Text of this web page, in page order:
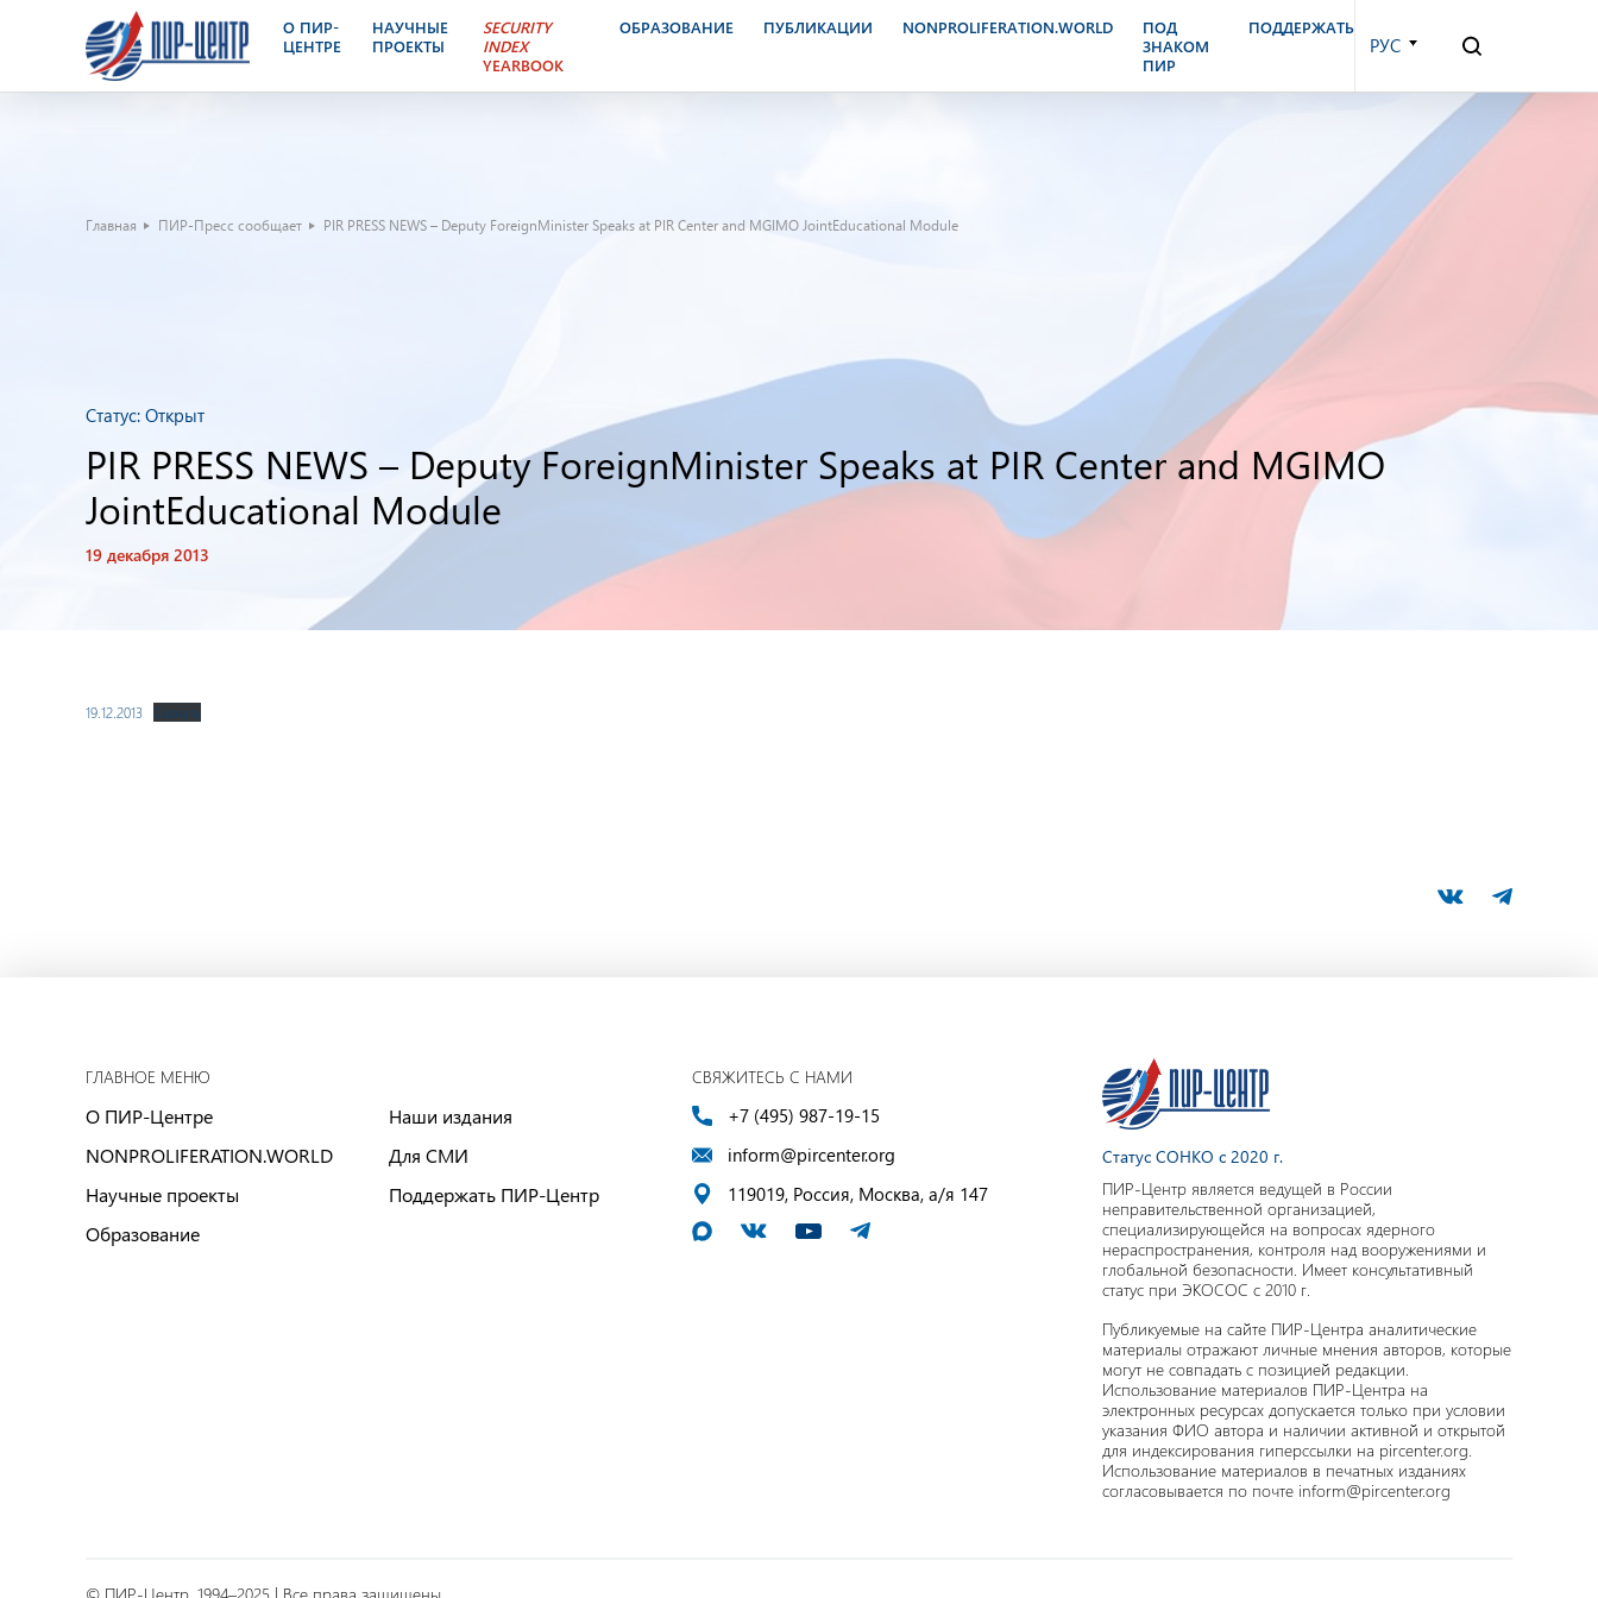
О ПИР-
ЦЕНТРЕ
НАУЧНЫЕ
ПРОЕКТЫ
SECURITY
INDEX
YEARBOOK
ОБРАЗОВАНИЕ ПУБЛИКАЦИИ NONPROLIFERATION.WORLD
ПОД
ЗНАКОМ
ПИР
ПОДДЕРЖАТЬ
РУС
Главная ПИР-Пресс сообщает PIR PRESS NEWS – Deputy ForeignMinister Speaks at PIR Center and MGIMO JointEducational Module
Статус: Открыт
PIR PRESS NEWS – Deputy ForeignMinister Speaks at PIR Center and MGIMO
JointEducational Module
19 декабря 2013
19.12.2013 Скачать
ГЛАВНОЕ МЕНЮ
О ПИР-Центре
NONPROLIFERATION.WORLD
Научные проекты
Образование
Наши издания
Для СМИ
Поддержать ПИР-Центр
СВЯЖИТЕСЬ С НАМИ
+7 (495) 987-19-15
inform@pircenter.org
119019, Россия, Москва, а/я 147
Статус СОНКО с 2020 г.
ПИР-Центр является ведущей в России
неправительственной организацией,
специализирующейся на вопросах ядерного
нераспространения, контроля над вооружениями и
глобальной безопасности. Имеет консультативный
статус при ЭКОСОС с 2010 г.
Публикуемые на сайте ПИР-Центра аналитические
материалы отражают личные мнения авторов, которые
могут не совпадать с позицией редакции.
Использование материалов ПИР-Центра на
электронных ресурсах допускается только при условии
указания ФИО автора и наличии активной и открытой
для индексирования гиперссылки на pircenter.org.
Использование материалов в печатных изданиях
согласовывается по почте inform@pircenter.org